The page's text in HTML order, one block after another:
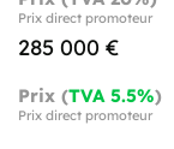
Prix direct promoteur
285 000 €
Prix (TVA 5.5%)
Prix direct promoteur